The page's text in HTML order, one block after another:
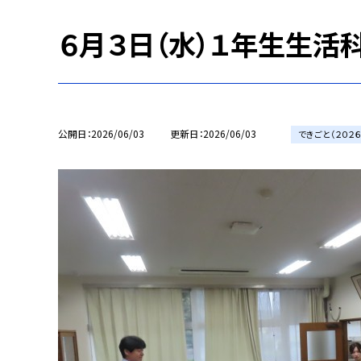
６月３日（水）１年生生活
公開日 2026/06/03 更新日 2026/06/03 できごと（２０２６